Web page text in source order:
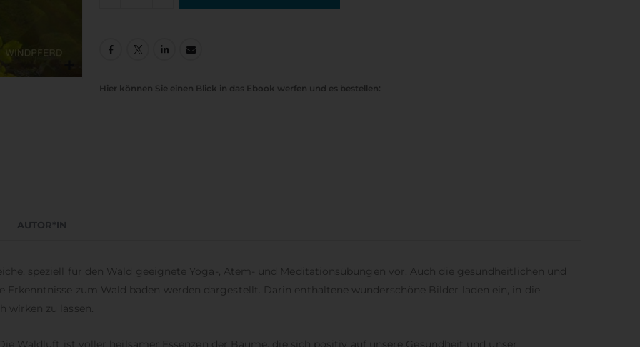
Hier können Sie einen Blick in das Ebook werfen und es bestellen:
speziell für den Wald geeignete Yoga-, Atem- und Meditationsübungen vor. Auch die gesundheitlichen und
Erkenntnisse zum Wald baden werden dargestellt. Darin enthaltene wunderschöne Bilder laden ein, in die
wirken zu lassen.
Waldluft ist voller heilsamer Essenzen der Bäume, die sich positiv auf unsere Gesundheit und unser
AUTOR*IN